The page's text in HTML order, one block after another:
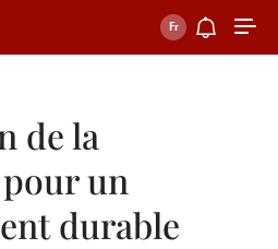
de la
un
durable